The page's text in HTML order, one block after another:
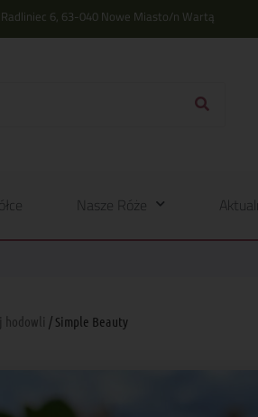
Radliniec 6, 63-040 Nowe Miasto/n Wartą
Nasze Róże
/ Simple Beauty